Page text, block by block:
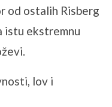
od ostalih Risberg
istu ekstremnu
lov i